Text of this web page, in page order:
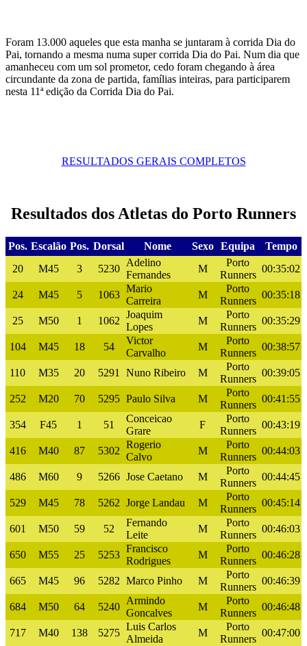
Foram 13.000 aqueles que esta manha se juntaram à corrida Dia do
Pai, tornando a mesma numa super corrida Dia do Pai. Num dia que
amanheceu com um sol prometor, cedo foram chegando à área
circundante da zona de partida, famílias inteiras, para participarem
nesta 11ª edição da Corrida Dia do Pai.
RESULTADOS GERAIS COMPLETOS
Resultados dos Atletas do Porto Runners
Pos. Escalão Pos. Dorsal Nome Sexo Equipa
Tempo
20
M45 3 5230
Adelino
Fernandes
M
Porto
Runners
00:35:02
24 M45 5 1063
Mario
Carreira
M
Porto
Runners
00:35:18
25 M50 1 1062
Joaquim
Lopes
M
Porto
Runners
00:35:29
104 M45 18 54
Victor
Carvalho
M
Porto
Runners
00:38:57
110 M35 20 5291 Nuno Ribeiro M
Porto
Runners
00:39:05
252 M20 70 5295 Paulo Silva M
Porto
Runners
00:41:55
354 F45 1 51
Conceicao
Grare
F
Porto
Runners
00:43:19
416 M40 87 5302
Rogerio
Calvo
M
Porto
Runners
00:44:03
486 M60 9 5266 Jose Caetano M
Porto
Runners
00:44:45
529 M45 78 5262 Jorge Landau M
Porto
Runners
00:45:14
601 M50 59 52
Fernando
Leite
M
Porto
Runners
00:46:03
650 M55 25 5253
Francisco
Rodrigues
M
Porto
Runners
00:46:28
665 M45 96 5282 Marco Pinho M
Porto
Runners
00:46:39
684 M50 64 5240
Armindo
Goncalves
M
Porto
Runners
00:46:48
717 M40 138 5275
Luis Carlos
Almeida
M
Porto
Runners
00:47:00